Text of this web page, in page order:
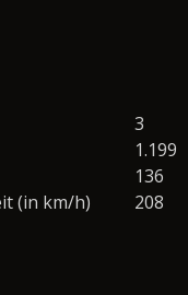
3
1.199
136
(in km/h)
208